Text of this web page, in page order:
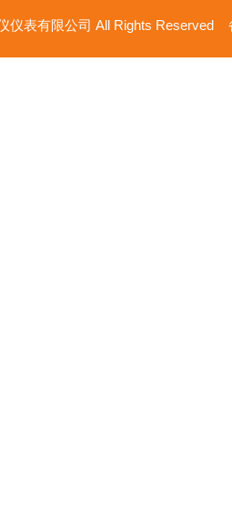
仪表有限公司 All Rights Reserved